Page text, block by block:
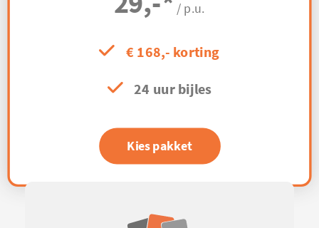
/ p.u.
€ 168,- korting
24 uur bijles
Kies pakket